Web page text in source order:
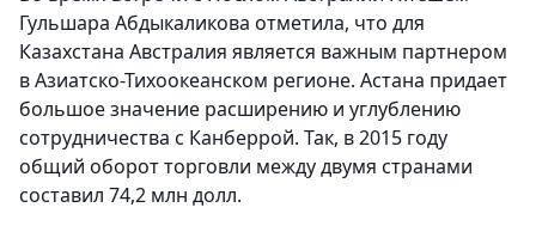
Гульшара Абдыкаликова отметила, что для
Казахстана Австралия является важным партнером
в Азиатско-Тихоокеанском регионе. Астана придает
большое значение расширению и углублению
сотрудничества с Канберрой. Так, в 2015 году
общий оборот торговли между двумя странами
составил 74,2 млн долл.